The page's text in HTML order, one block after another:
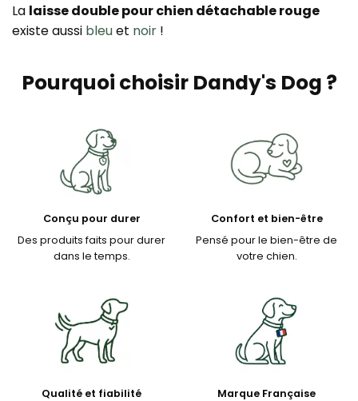
La laisse double pour chien détachable rouge
existe aussi bleuet noir !
Pourquoi choisir Dandy's Dog ?
Conçu pour durer
Des produits faits pour durer
dans le temps.
Confort et bien-être
Pensé pour le bien-être de
votre chien.
Qualité et fiabilité
Marque Française